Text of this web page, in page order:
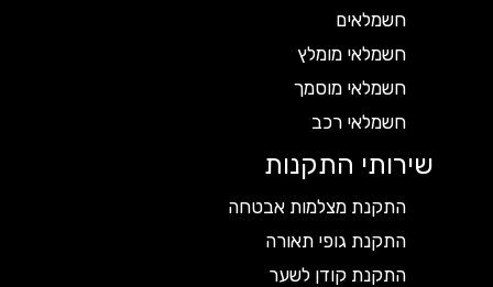
חשמלאים
חשמלאי מומלץ
חשמלאי מוסמך
חשמלאי רכב
שירותי התקנות
התקנת מצלמות אבטחה
התקנת גופי תאורה
התקנת קודן לשער